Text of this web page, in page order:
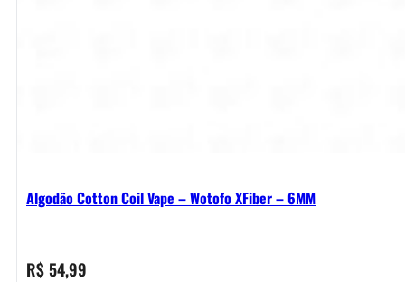
Algodão Cotton Coil Vape – Wotofo XFiber – 6MM
R$54,99